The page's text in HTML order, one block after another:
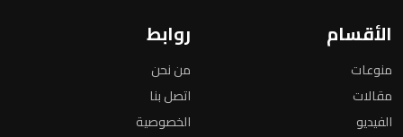
الأقسام
منوعات
مقالات
الفيديو
روابط
من نحن
اتصل بنا
الخصوصية